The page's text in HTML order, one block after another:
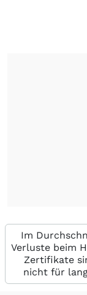
Im
Verluste beim
Zertifikate
nicht für